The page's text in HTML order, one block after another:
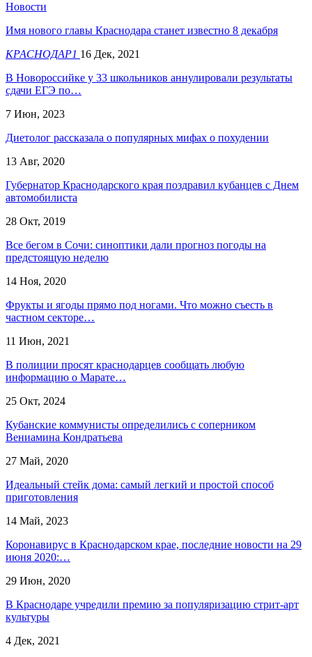
Новости
Имя нового главы Краснодара станет известно 8 декабря
КРАСНОДАР1 16 Дек, 2021
​В Новороссийке у 33 школьников аннулировали результаты
сдачи ЕГЭ по…
7 Июн, 2023
Диетолог рассказала о популярных мифах о похудении
13 Авг, 2020
Губернатор Краснодарского края поздравил кубанцев с Днем
автомобилиста
28 Окт, 2019
Все бегом в Сочи: синоптики дали прогноз погоды на
предстоящую неделю
14 Ноя, 2020
Фрукты и ягоды прямо под ногами. Что можно съесть в
частном секторе…
11 Июн, 2021
В полиции просят краснодарцев сообщать любую
информацию о Марате…
25 Окт, 2024
Кубанские коммунисты определились с соперником
Вениамина Кондратьева
27 Май, 2020
Идеальный стейк дома: самый легкий и простой способ
приготовления
14 Май, 2023
Коронавирус в Краснодарском крае, последние новости на 29
июня 2020:…
29 Июн, 2020
В Краснодаре учредили премию за популяризацию стрит-арт
культуры
4 Дек, 2021